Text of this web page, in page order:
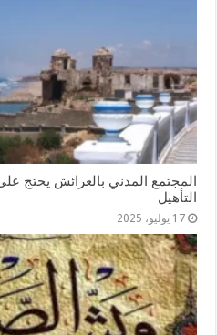
المجتمع المدني بالعرائش يحتج
التأهيل
17 يوليو، 2025